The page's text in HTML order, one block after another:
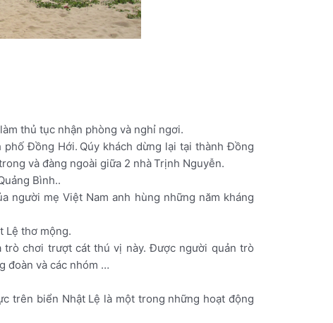
thủ tục nhận phòng và nghỉ ngơi.
phố Đồng Hới. Qúy khách dừng lại tại thành Đồng
và đàng ngoài giữa 2 nhàTrịnh Nguyễn.
Bình..
người mẹ Việt Nam anh hùng những năm kháng
Lệ thơ mộng.
chơi trượt cát thú vị này. Được người quản trò
đoàn và các nhóm …
trên biển Nhật Lệ là một trong những hoạt động